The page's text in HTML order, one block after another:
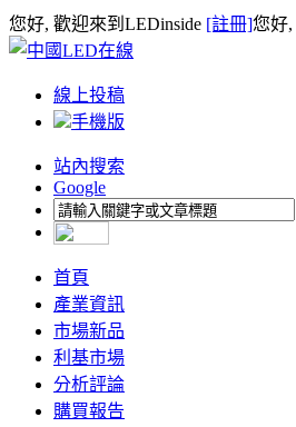
您好, 歡迎來到LEDinside [註冊]您好,
線上投稿
手機版
站內搜索
Google
首頁
產業資訊
市場新品
利基市場
分析評論
購買報告